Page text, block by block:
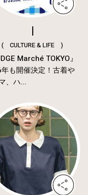
( CULTURE & LIFE )
Marché TOKYO』
も開催決定！古着や
、ハ...